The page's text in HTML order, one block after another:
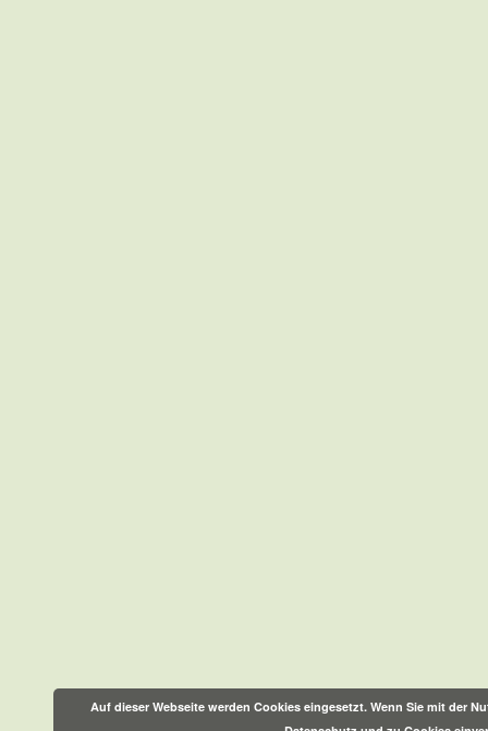
Auf dieser Webseite werden Cookies eingesetzt. Wenn Sie mit der